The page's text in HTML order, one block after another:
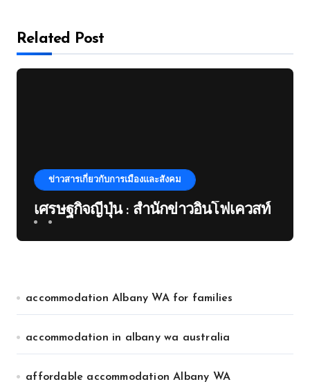
Related Post
ข่าวสารเกี่ยวกับการเมืองและสังคม
เศรษฐกิจญี่ปุ่น : สำนักข่าวอินโฟเควสท์
accommodation Albany WA for families
accommodation in albany wa australia
affordable accommodation Albany WA